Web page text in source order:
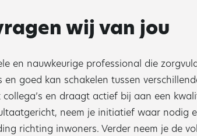
wij van jou
en nauwkeurige professional die
en goed kan schakelen tussen
en draagt actief bij aan een
neem je initiatief waar nodig
richting inwoners. Verder neem je de